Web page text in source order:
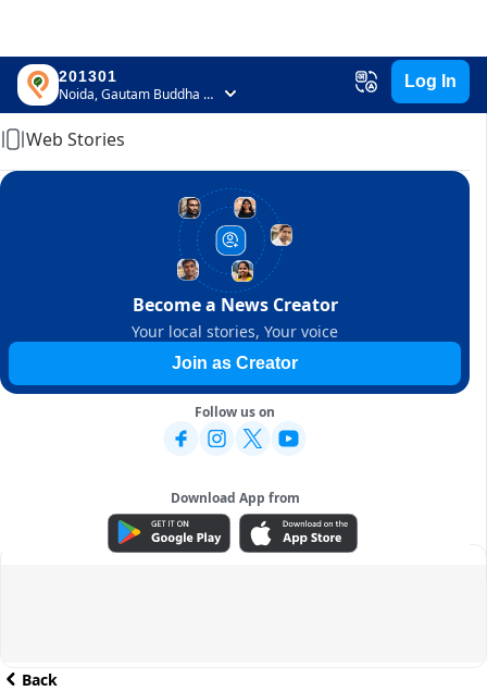
201301
Noida, Gautam Buddha Nagar, Uttar Pradesh
Log In
Home
Web Stories
Become a News Creator
Your local stories, Your voice
Join as Creator
Follow us on
Download App from
ADVERTISEMENT
Back